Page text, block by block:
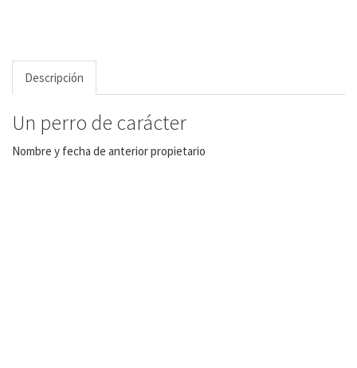
Descripción
Un perro de carácter
Nombre y fecha de anterior propietario